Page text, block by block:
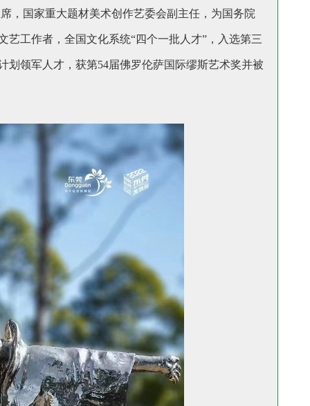
，国家重大题材美术创作艺委会副主任，为国务院
工作者，全国文化系统“四个一批人才”，入选第三
划领军人才，获第54届佛罗伦萨国际缪斯艺术奖并被